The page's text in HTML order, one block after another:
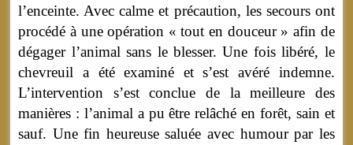
l’enceinte. Avec calme et précaution, les secours ont
procédé à une opération « tout en douceur » afin de
dégager l’animal sans le blesser. Une fois libéré, le
chevreuil a été examiné et s’est avéré indemne.
L’intervention s’est conclue de la meilleure des
manières : l’animal a pu être relâché en forêt, sain et
sauf. Une fin heureuse saluée avec humour par les